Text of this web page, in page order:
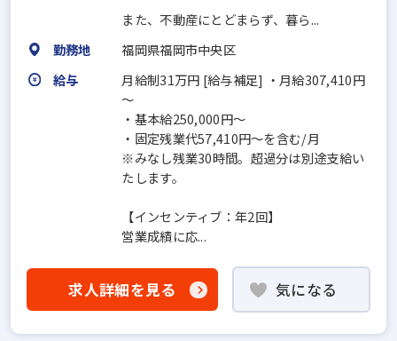
また、不動産にとどまらず、暮ら...
勤務地
福岡県福岡市中央区
給与
月給制31万円 [給与補足] ・月給307,410円
～
・基本給250,000円～
・固定残業代57,410円～を含む/月
※みなし残業30時間。超過分は別途支給い
たします。
【インセンティブ：年2回】
営業成績に応...
求人詳細を見る 気になる